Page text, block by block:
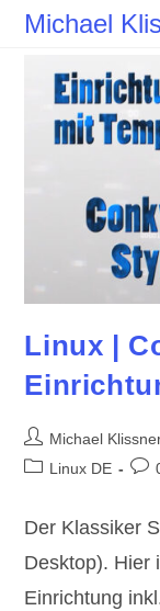
ZumMichael
Linux |
Beitrags-
Autor:
Michael
Beitrags-
Linux DE
Der Klassiker
Desktop). Hier
Einrichtung